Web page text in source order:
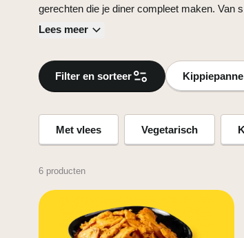
gerechten die je diner compleet maken. Van
authentieke rotirol en van knapperige tortilla's
assortiment aan maaltijden biedt
veelzijdige gerechten passen perfect bij
kipsaté of serveer er wat borrelhapjes bij.
snel van de heerlijke smaken van Kippie!
Lees meer
Filter en sorteer
Met vlees Vegetarisch
6 producten